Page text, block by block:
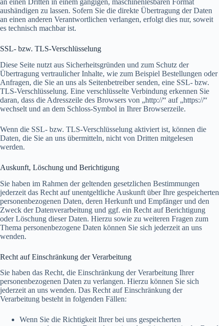
an einen Dritten in einem gängigen, maschinenlesbaren Format
aushändigen zu lassen. Sofern Sie die direkte Übertragung der Daten
an einen anderen Verantwortlichen verlangen, erfolgt dies nur, soweit
es technisch machbar ist.
SSL- bzw. TLS-Verschlüsselung
Diese Seite nutzt aus Sicherheitsgründen und zum Schutz der
Übertragung vertraulicher Inhalte, wie zum Beispiel Bestellungen oder
Anfragen, die Sie an uns als Seitenbetreiber senden, eine SSL- bzw.
TLS-Verschlüsselung. Eine verschlüsselte Verbindung erkennen Sie
daran, dass die Adresszeile des Browsers von „http://“ auf „https://“
wechselt und an dem Schloss-Symbol in Ihrer Browserzeile.
Wenn die SSL- bzw. TLS-Verschlüsselung aktiviert ist, können die
Daten, die Sie an uns übermitteln, nicht von Dritten mitgelesen
werden.
Auskunft, Löschung und Berichtigung
Sie haben im Rahmen der geltenden gesetzlichen Bestimmungen
jederzeit das Recht auf unentgeltliche Auskunft über Ihre gespeicherten
personenbezogenen Daten, deren Herkunft und Empfänger und den
Zweck der Datenverarbeitung und ggf. ein Recht auf Berichtigung
oder Löschung dieser Daten. Hierzu sowie zu weiteren Fragen zum
Thema personenbezogene Daten können Sie sich jederzeit an uns
wenden.
Recht auf Einschränkung der Verarbeitung
Sie haben das Recht, die Einschränkung der Verarbeitung Ihrer
personenbezogenen Daten zu verlangen. Hierzu können Sie sich
jederzeit an uns wenden. Das Recht auf Einschränkung der
Verarbeitung besteht in folgenden Fällen:
Wenn Sie die Richtigkeit Ihrer bei uns gespeicherten